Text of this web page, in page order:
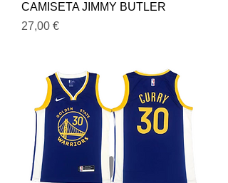
CAMISETA JIMMY BUTLER
Precio
27,00 €